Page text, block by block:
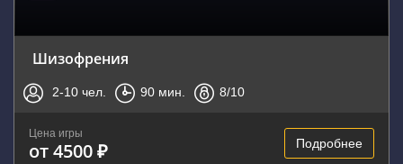
Шизофрения
2-10 чел. 90 мин. 8/10
Цена игры
от 4500 ₽ Подробнее